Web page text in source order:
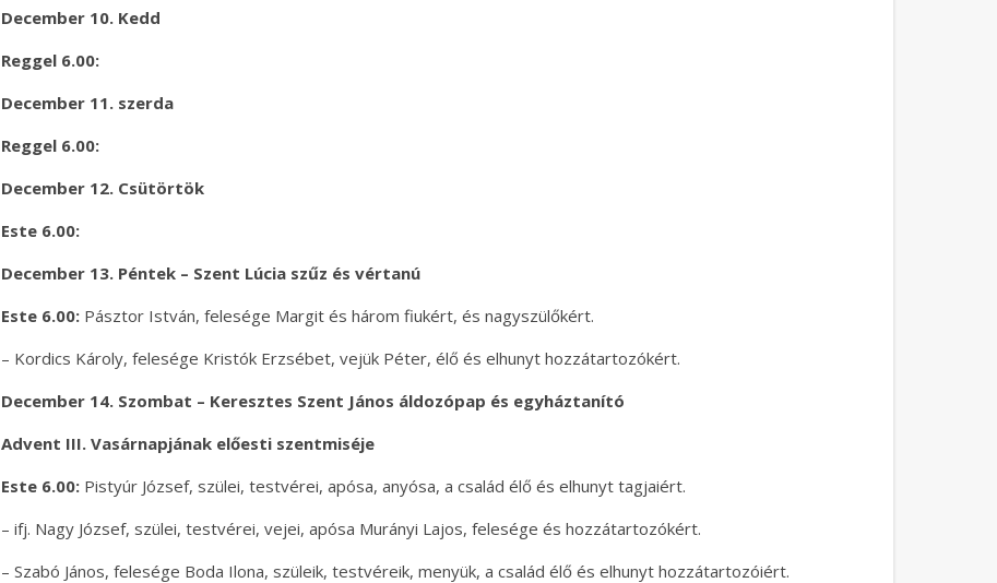
December 10. Kedd
Reggel 6.00:
December 11. szerda
Reggel 6.00:
December 12. Csütörtök
Este 6.00:
December 13. Péntek – Szent Lúcia szűz és vértanú
Este 6.00: Pásztor István, felesége Margit és három fiukért, és nagyszülőkért.
– Kordics Károly, felesége Kristók Erzsébet, vejük Péter, élő és elhunyt hozzátartozókért.
December 14. Szombat – Keresztes Szent János áldozópap és egyháztanító
Advent III. Vasárnapjának előesti szentmiséje
Este 6.00: Pistyúr József, szülei, testvérei, apósa, anyósa, a család élő és elhunyt tagjaiért.
– ifj. Nagy József, szülei, testvérei, vejei, apósa Murányi Lajos, felesége és hozzátartozókért.
– Szabó János, felesége Boda Ilona, szüleik, testvéreik, menyük, a család élő és elhunyt hozzátartozóiért.